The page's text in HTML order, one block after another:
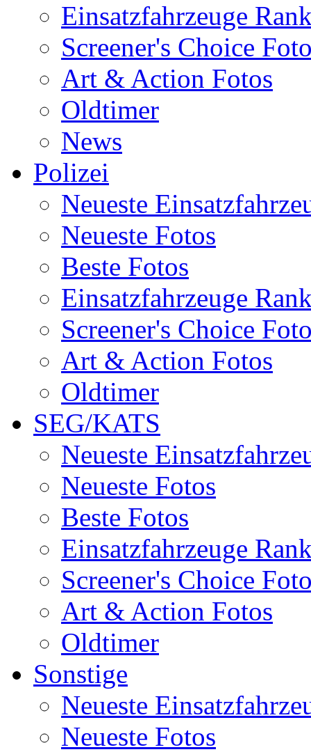
Einsatzfahrzeuge
Screener's Choice
Art & Action Fotos
Oldtimer
News
Polizei
Neueste
Neueste Fotos
Beste Fotos
Einsatzfahrzeuge
Screener's Choice
Art & Action Fotos
Oldtimer
SEG/KATS
Neueste
Neueste Fotos
Beste Fotos
Einsatzfahrzeuge
Screener's Choice
Art & Action Fotos
Oldtimer
Sonstige
Neueste
Neueste Fotos